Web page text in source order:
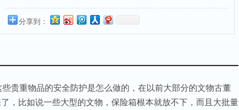
分享到：
贵重物品的安全防护是怎么做的，在以前大部分的文物古董
，比如说一些大型的文物，保险箱根本就放不下，而且大批量